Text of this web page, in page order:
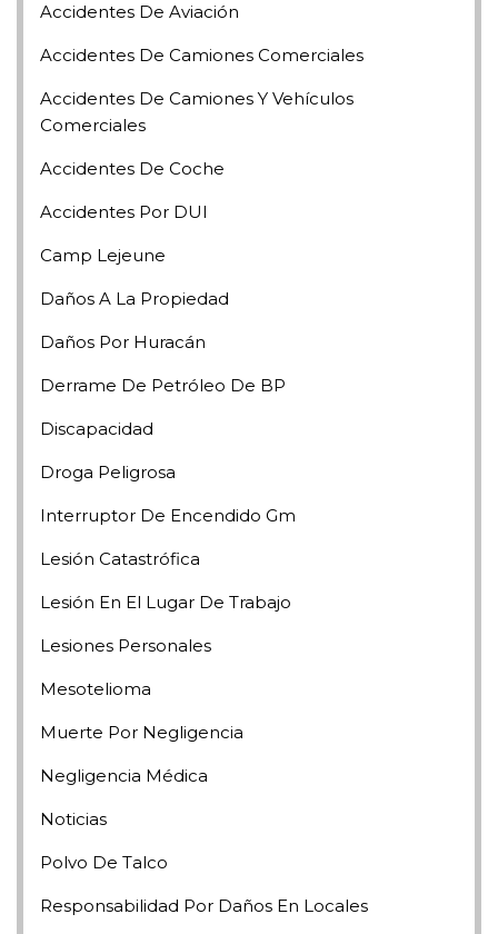
Accidentes De Aviación
Accidentes De Camiones Comerciales
Accidentes De Camiones Y Vehículos
Comerciales
Accidentes De Coche
Accidentes Por DUI
Camp Lejeune
Daños A La Propiedad
Daños Por Huracán
Derrame De Petróleo De BP
Discapacidad
Droga Peligrosa
Interruptor De Encendido Gm
Lesión Catastrófica
Lesión En El Lugar De Trabajo
Lesiones Personales
Mesotelioma
Muerte Por Negligencia
Negligencia Médica
Noticias
Polvo De Talco
Responsabilidad Por Daños En Locales